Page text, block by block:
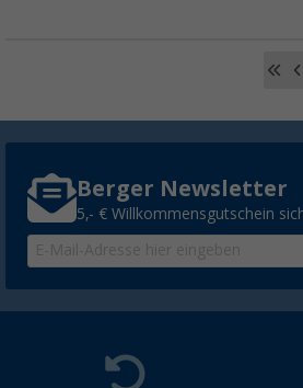
Berger Newsletter
5,- € Willkommensgutschein